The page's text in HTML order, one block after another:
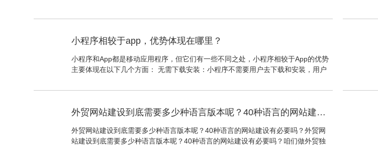
小程序相较于app，优势体现在哪里？
小程序和App都是移动应用程序，但它们有一些不同之处，小程序相较于App的优势
主要体现在以下几个方面： 无需下载安装：小程序不需要用户去下载和安装，用户
繁琐操作，提高用户体验。
外贸网站建设到底需要多少种语言版本呢？40种语言的网站建设有必要吗？
外贸网站建设到底需要多少种语言版本呢？40种语言的网站建设有必要吗？外贸网
站建设到底需要多少种语言版本呢？40种语言的网站建设有必要吗？咱们做外贸独